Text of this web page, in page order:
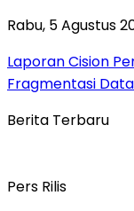
Rabu, 5 Agustus
Laporan Cision
Fragmentasi
Berita Terbaru
Pers Rilis